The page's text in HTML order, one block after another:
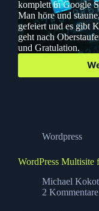
komplett in Google
Man höre und
gefeiert und es gibt
geht nach
und Gratulation.
Wordpress
WordPress Multisite
Michael
2 Kommentare